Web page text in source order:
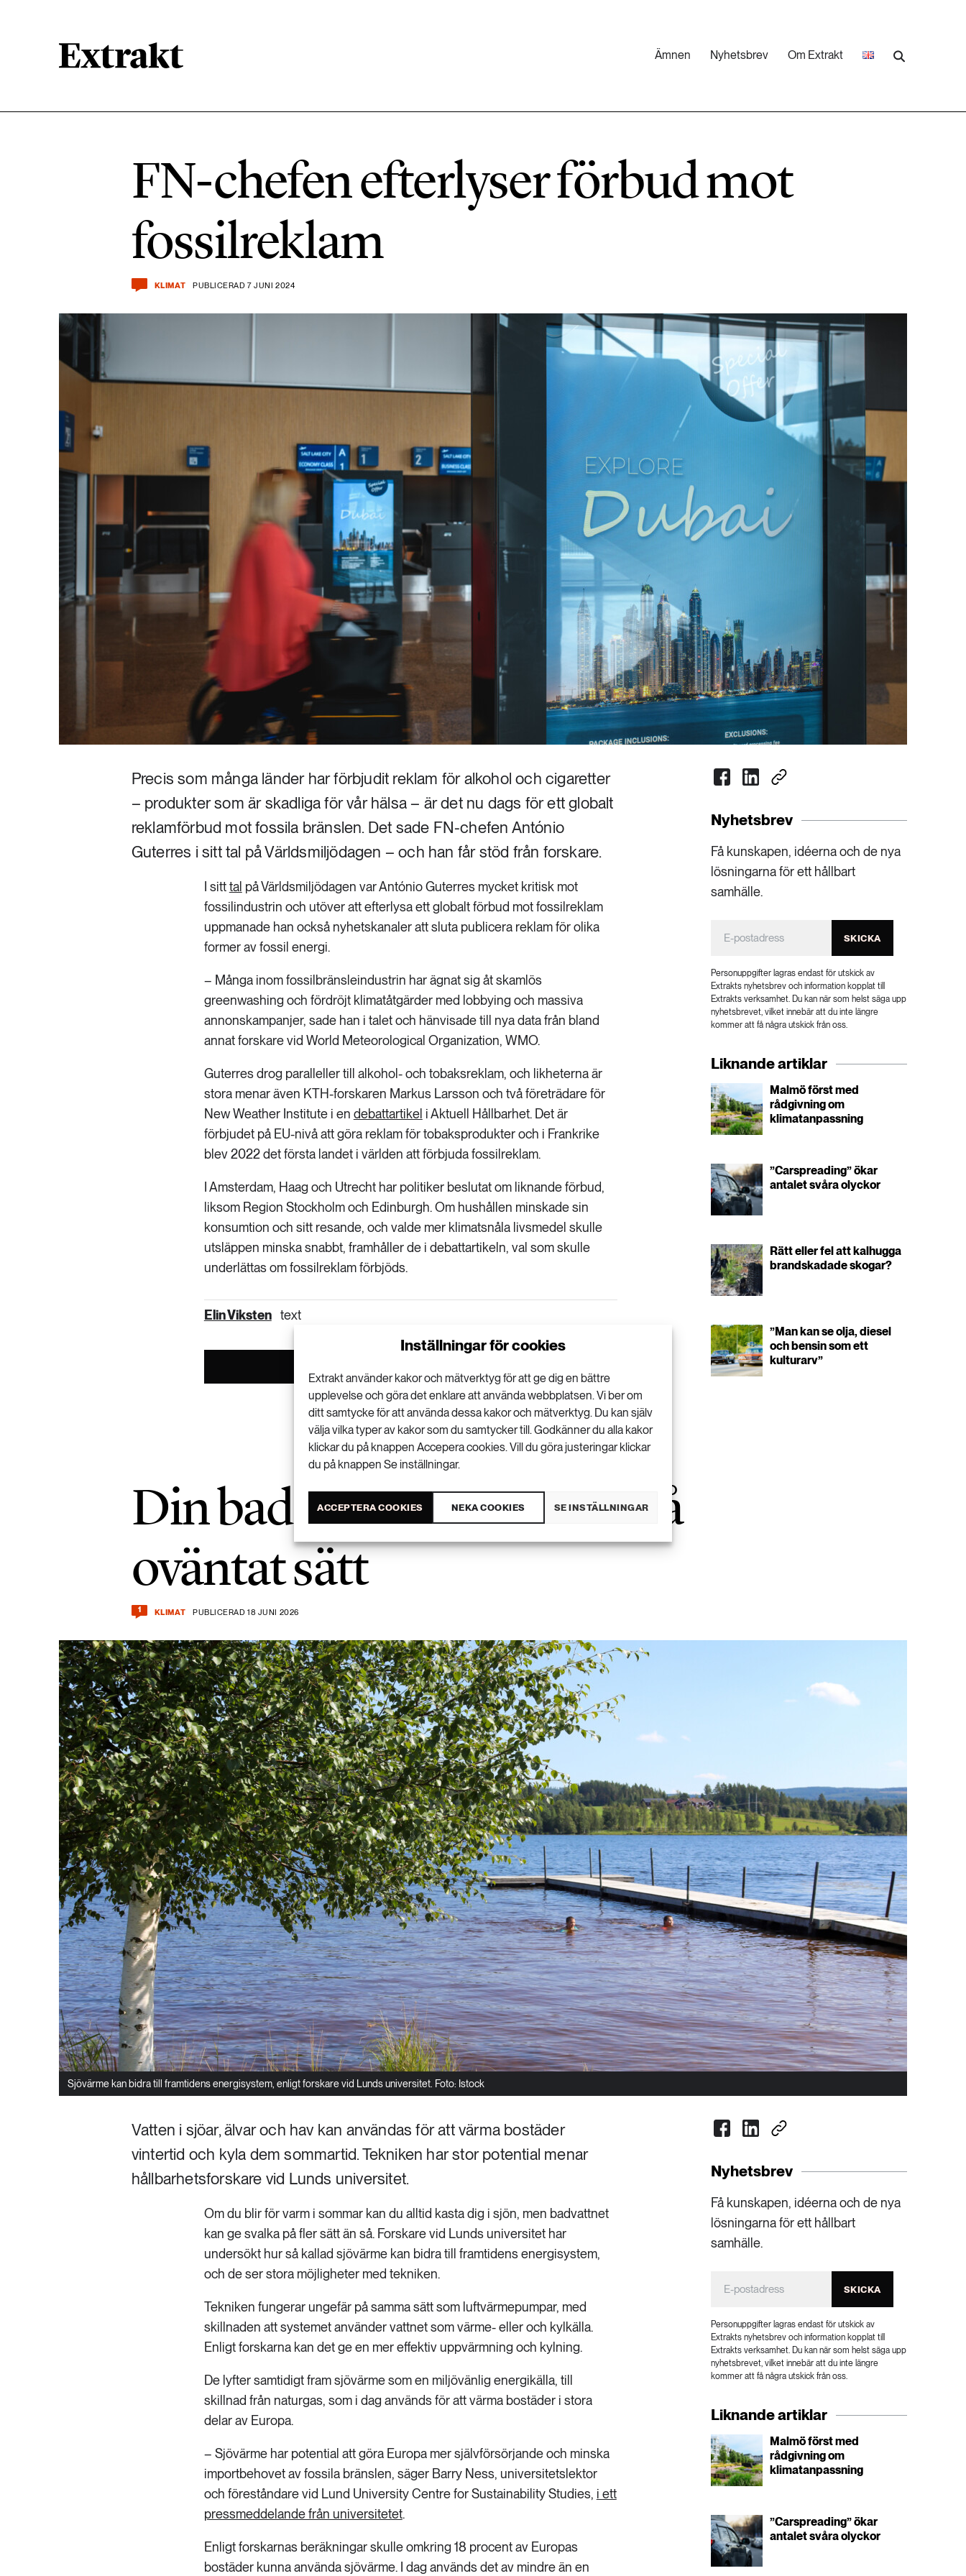
Inställningar för cookies
Extrakt använder kakor och mätverktyg för att ge dig en bättre
upplevelse och göra det enklare att använda webbplatsen. Vi ber om
ditt samtycke för att använda dessa kakor och mätverktyg. Du kan själv
välja vilka typer av kakor som du samtycker till. Godkänner du alla kakor
klickar du på knappen Accepera cookies. Vill du göra justeringar klickar
du på knappen Se inställningar.
ACCEPTERA COOKIES NEKA COOKIES SE INSTÄLLNINGAR
Ämnen Nyhetsbrev Om Extrakt
1492 ARTIKLAR
Klimat Landsbygd
Livsstil & konsumtion
612 ARTIKLAR
Mat & jordbruk
Social hållbarhet Transport Vatten
FN-chefen efterlyser förbud mot
fossilreklam
KLIMAT PUBLICERAD 7 JUNI 2024
Precis som många länder har förbjudit reklam för alkohol och cigaretter
– produkter som är skadliga för vår hälsa – är det nu dags för ett globalt
reklamförbud mot fossila bränslen. Det sade FN-chefen António
Guterres i sitt tal på Världsmiljödagen – och han får stöd från forskare.
I sitttal på Världsmiljödagen var António Guterres mycket kritisk mot
fossilindustrin och utöver att efterlysa ett globalt förbud mot fossilreklam
uppmanade han också nyhetskanaler att sluta publicera reklam för olika
former av fossil energi.
– Många inom fossilbränsleindustrin har ägnat sig åt skamlös
greenwashing och fördröjt klimatåtgärder med lobbying och massiva
annonskampanjer, sade han i talet och hänvisade till nya data från bland
annat forskare vid World Meteorological Organization, WMO.
Guterres drog paralleller till alkohol- och tobaksreklam, och likheterna är
stora menar även KTH-forskaren Markus Larsson och två företrädare för
New Weather Institute i en debattartikel i Aktuell Hållbarhet. Det är
förbjudet på EU-nivå att göra reklam för tobaksprodukter och i Frankrike
blev 2022 det första landet i världen att förbjuda fossilreklam.
I Amsterdam, Haag och Utrecht har politiker beslutat om liknande förbud,
liksom Region Stockholm och Edinburgh. Om hushållen minskade sin
konsumtion och sitt resande, och valde mer klimatsnåla livsmedel skulle
utsläppen minska snabbt, framhåller de i debattartikeln, val som skulle
underlättas om fossilreklam förbjöds.
Elin Viksten text
Nyhetsbrev
Få kunskapen, idéerna och de nya
lösningarna för ett hållbart
samhälle.
SKICKA
Personuppgifter lagras endast för utskick av
Extrakts nyhetsbrev och information kopplat till
Extrakts verksamhet. Du kan när som helst säga upp
nyhetsbrevet, vilket innebär att du inte längre
kommer att få några utskick från oss.
Liknande artiklar
Malmö först med
rådgivning om
klimatanpassning
”Carspreading” ökar
antalet svåra olyckor
Rätt eller fel att kalhugga
brandskadade skogar?
”Man kan se olja, diesel
och bensin som ett
kulturarv”
Din badsjö kan ge svalka på
oväntat sätt
1 KLIMAT PUBLICERAD 18 JUNI 2026
Sjövärme kan bidra till framtidens energisystem, enligt forskare vid Lunds universitet. Foto: Istock
Vatten i sjöar, älvar och hav kan användas för att värma bostäder
vintertid och kyla dem sommartid. Tekniken har stor potential menar
hållbarhetsforskare vid Lunds universitet.
Om du blir för varm i sommar kan du alltid kasta dig i sjön, men badvattnet
kan ge svalka på fler sätt än så. Forskare vid Lunds universitet har
undersökt hur så kallad sjövärme kan bidra till framtidens energisystem,
och de ser stora möjligheter med tekniken.
Tekniken fungerar ungefär på samma sätt som luftvärmepumpar, med
skillnaden att systemet använder vattnet som värme- eller och kylkälla.
Enligt forskarna kan det ge en mer effektiv uppvärmning och kylning.
De lyfter samtidigt fram sjövärme som en miljövänlig energikälla, till
skillnad från naturgas, som i dag används för att värma bostäder i stora
delar av Europa.
– Sjövärme har potential att göra Europa mer självförsörjande och minska
importbehovet av fossila bränslen, säger Barry Ness, universitetslektor
och föreståndare vid Lund University Centre for Sustainability Studies, i ett
pressmeddelande från universitetet.
Enligt forskarnas beräkningar skulle omkring 18 procent av Europas
bostäder kunna använda sjövärme. I dag används det av mindre än en
Nyhetsbrev
Få kunskapen, idéerna och de nya
lösningarna för ett hållbart
samhälle.
SKICKA
Personuppgifter lagras endast för utskick av
Extrakts nyhetsbrev och information kopplat till
Extrakts verksamhet. Du kan när som helst säga upp
nyhetsbrevet, vilket innebär att du inte längre
kommer att få några utskick från oss.
Liknande artiklar
Malmö först med
rådgivning om
klimatanpassning
”Carspreading” ökar
antalet svåra olyckor